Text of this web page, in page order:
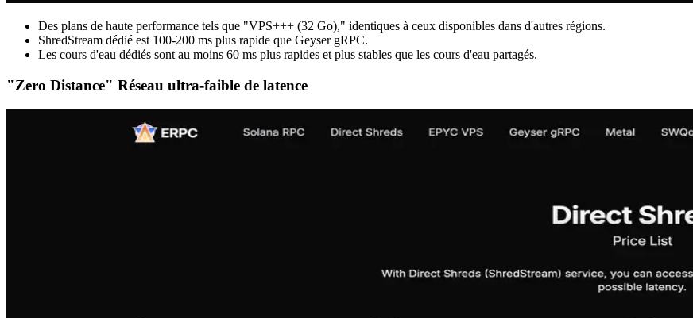
Des plans de haute performance tels que "VPS+++ (32 Go)," identiques à ceux disponibles dans d'autres régions.
ShredStream dédié est 100-200 ms plus rapide que Geyser gRPC.
Les cours d'eau dédiés sont au moins 60 ms plus rapides et plus stables que les cours d'eau partagés.
"Zero Distance" Réseau ultra-faible de latence